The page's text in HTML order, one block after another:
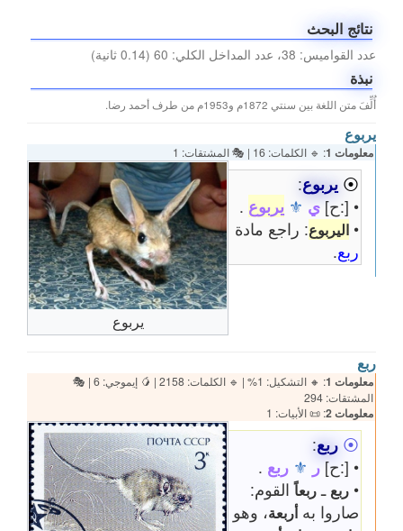
نتائج البحث
عدد القواميس: 38، عدد المداخل الكلي: 60 (0.14 ثانية)
نبذة
أُلِّفَ متن اللغة بين سنتي 1872م و1953م من طرف أحمد رضا.
يربوع
معلومات 1 : 🔹 الكلمات: 16 | 🎭 المشتقات: 1
يربوع
⦿ يربوع:
• [:ح]ي ⚜ يربوع .
• اليربوع: راجع مادة
ربع.
ربع
معلومات 1
: 🔸 التشكيل: 1% | 🔹 الكلمات: 2158 | 🥭 إيموجي: 6 | 🎭
المشتقات: 294
معلومات 2 : 📜 الأبيات: 1
⦿ ربع:
• [:ح]ر ⚜ ربع .
• ربعـ ربعاًالقوم:
صاروا به أربعة، وهو